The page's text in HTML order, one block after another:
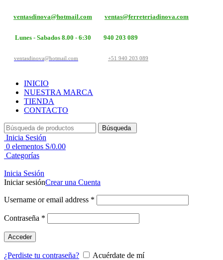
ventasdinova@hotmail.com ventas@ferreteriadinova.com
Lunes - Sabados 8.00 - 6:30 940 203 089
ventasdinova@hotmail.com +51 940 203 089
INICIO
NUESTRA MARCA
TIENDA
CONTACTO
Búsqueda
Inicia Sesión
0 elementos S/0.00
Categorías
Inicia Sesión
Iniciar sesiónCrear una Cuenta
Username or email address *
Contraseña *
Acceder
¿Perdiste tu contraseña?
Acuérdate de mí